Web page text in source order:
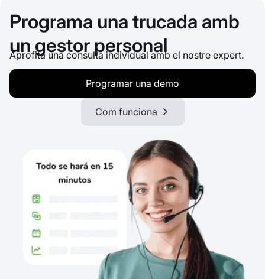
Programa una trucada amb
un gestor personal
Aprofita una consulta individual amb el nostre expert.
Programar una demo
Com funciona